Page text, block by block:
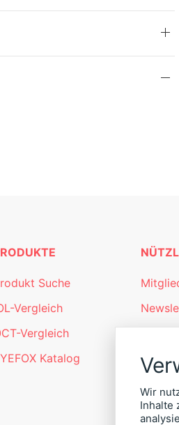
Suche
Vergleich
Vergleich
Katalog
Wir
Inhalte